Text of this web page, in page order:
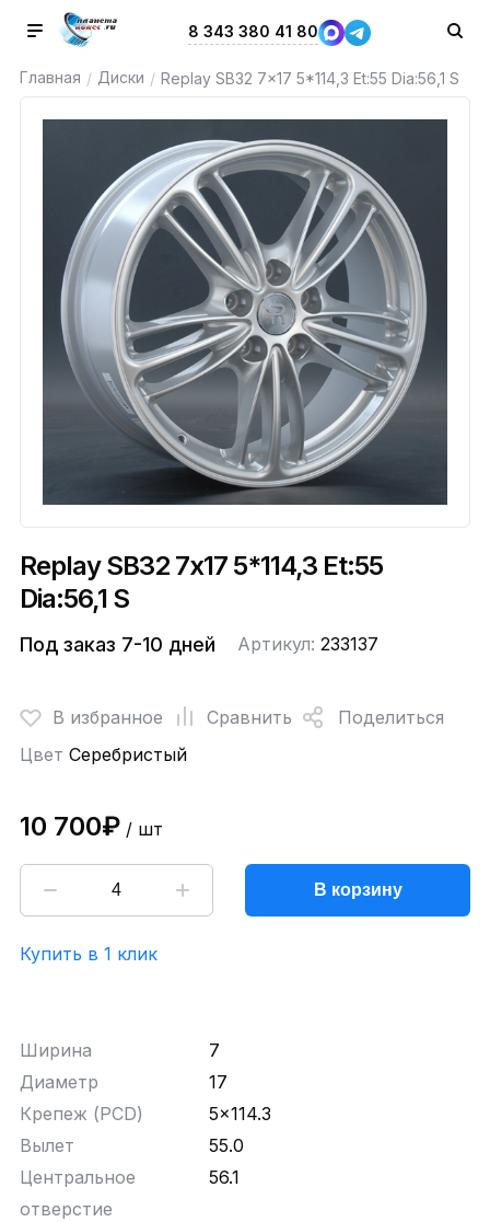
8 343 380 41 80
Главная / Диски / Replay SB32 7x17 5*114,3 Et:55 Dia:56,1 S
Replay SB32 7x17 5*114,3 Et:55
Dia:56,1 S
Под заказ 7-10 дней Артикул: 233137
В избранное Сравнить
Поделиться
Цвет Серебристый
10 700₽/ шт
В корзину
Купить в 1 клик
Ширина
7
Диаметр
17
Крепеж (PCD)
5x114.3
Вылет
55.0
Центральное
отверстие
56.1